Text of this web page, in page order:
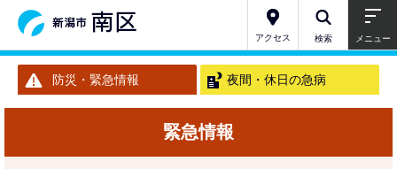
ジ
先
アクセス 検索 メニュー
防災・緊急情報 夜間・休日の急病
緊急情報